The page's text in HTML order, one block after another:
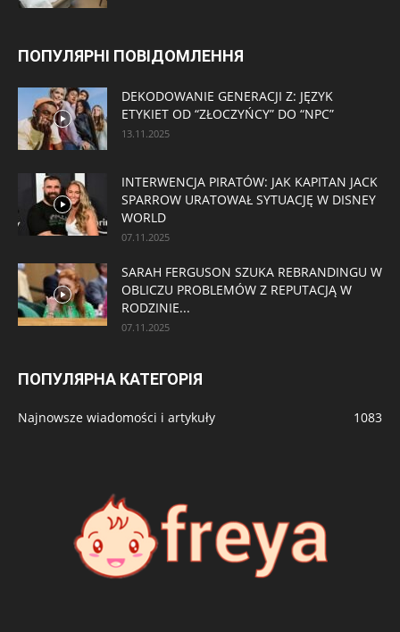
ПОПУЛЯРНІ ПОВІДОМЛЕННЯ
DEKODOWANIE GENERACJI Z: JĘZYK
ETYKIET OD “ZŁOCZYŃCY” DO “NPC”
13.11.2025
INTERWENCJA PIRATÓW: JAK KAPITAN JACK
SPARROW URATOWAŁ SYTUACJĘ W DISNEY
WORLD
07.11.2025
SARAH FERGUSON SZUKA REBRANDINGU W
OBLICZU PROBLEMÓW Z REPUTACJĄ W
RODZINIE...
07.11.2025
ПОПУЛЯРНА КАТЕГОРІЯ
Najnowsze wiadomości i artykuły 1083